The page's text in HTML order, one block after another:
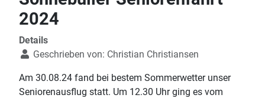
2024
Details
Geschrieben von: Christian Christiansen
Am 30.08.24 fand bei bestem Sommerwetter unser
Seniorenausflug statt. Um 12.30 Uhr ging es vom